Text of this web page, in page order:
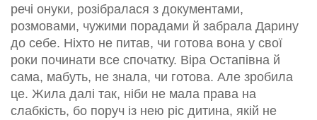
речі онуки, розібралася з документами,
розмовами, чужими порадами й забрала Дарину
до себе. Ніхто не питав, чи готова вона у свої
роки починати все спочатку. Віра Остапівна й
сама, мабуть, не знала, чи готова. Але зробила
це. Жила далі так, ніби не мала права на
слабкість, бо поруч із нею ріс дитина, якій не